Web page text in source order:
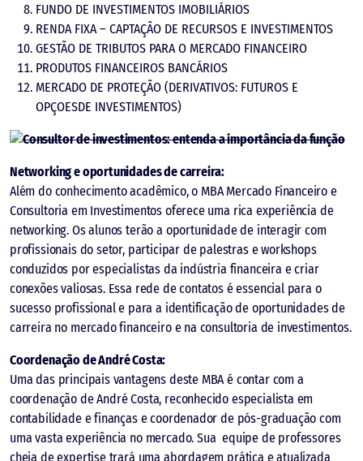
FUNDO DE INVESTIMENTOS IMOBILIÁRIOS
RENDA FIXA – CAPTAÇÃO DE RECURSOS E INVESTIMENTOS
GESTÃO DE TRIBUTOS PARA O MERCADO FINANCEIRO
PRODUTOS FINANCEIROS BANCÁRIOS
MERCADO DE PROTEÇÃO (DERIVATIVOS: FUTUROS E
OPÇOESDE INVESTIMENTOS)
Networking e oportunidades de carreira:
Além do conhecimento acadêmico, o MBA Mercado Financeiro e
Consultoria em Investimentos oferece uma rica experiência de
networking. Os alunos terão a oportunidade de interagir com
profissionais do setor, participar de palestras e workshops
conduzidos por especialistas da indústria financeira e criar
conexões valiosas. Essa rede de contatos é essencial para o
sucesso profissional e para a identificação de oportunidades de
carreira no mercado financeiro e na consultoria de investimentos.
Coordenação de André Costa:
Uma das principais vantagens deste MBA é contar com a
coordenação de André Costa, reconhecido especialista em
contabilidade e finanças e coordenador de pós-graduação com
uma vasta experiência no mercado. Sua equipe de professores
cheia de expertise trará uma abordagem prática e atualizada